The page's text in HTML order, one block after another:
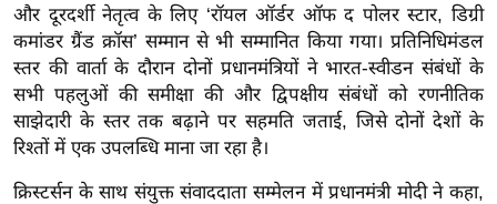
मि
सा
ल
बे
मि
सा
और दूरदर्शी नेतृत्व के लिए ‘रॉयल ऑर्डर ऑफ द पोलर स्टार, डिग्री
कमांडर ग्रैंड क्रॉस’ सम्मान से भी सम्मानित किया गया। प्रतिनिधिमंडल
स्तर की वार्ता के दौरान दोनों प्रधानमंत्रियों ने भारत-स्वीडन संबंधों के
सभी पहलुओं की समीक्षा की और द्विपक्षीय संबंधों को रणनीतिक
साझेदारी के स्तर तक बढ़ाने पर सहमति जताई, जिसे दोनों देशों के
रिश्तों में एक उपलब्धि माना जा रहा है।
क्रिस्टर्सन के साथ संयुक्त संवाददाता सम्मेलन में प्रधानमंत्री मोदी ने कहा,